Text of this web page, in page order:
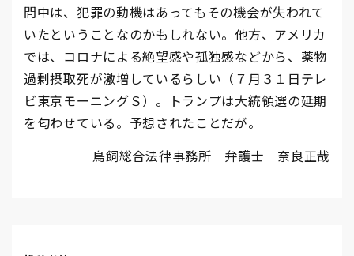
間中は、犯罪の動機はあってもその機会が失われて
いたということなのかもしれない。他方、アメリカ
では、コロナによる絶望感や孤独感などから、薬物
過剰摂取死が激増しているらしい（７月３１日テレ
ビ東京モーニングＳ）。トランプは大統領選の延期
を匂わせている。予想されたことだが。
鳥飼総合法律事務所 弁護士 奈良正哉